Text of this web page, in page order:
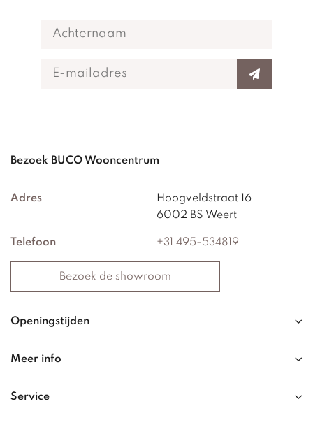
Bezoek BUCO Wooncentrum
Adres
Hoogveldstraat 16
6002 BS Weert
Telefoon +31 495-534819
Bezoek de showroom
Openingstijden
Meer info
Service